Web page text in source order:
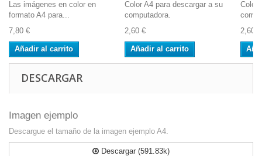
Las imágenes en color en
formato A4 para...
7,80 €
Añadir al carrito
Color A4 para descargar a su
computadora.
2,60 €
Añadir al carrito
Color
2,60 €
DESCARGAR
Imagen ejemplo
Descargue el tamaño de la imagen ejemplo A4.
Descargar (591.83k)